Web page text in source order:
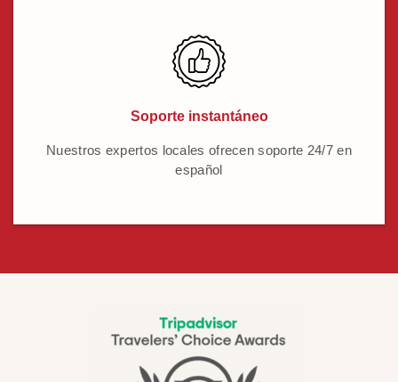
Soporte instantáneo
Nuestros expertos locales ofrecen soporte 24/7 en
español